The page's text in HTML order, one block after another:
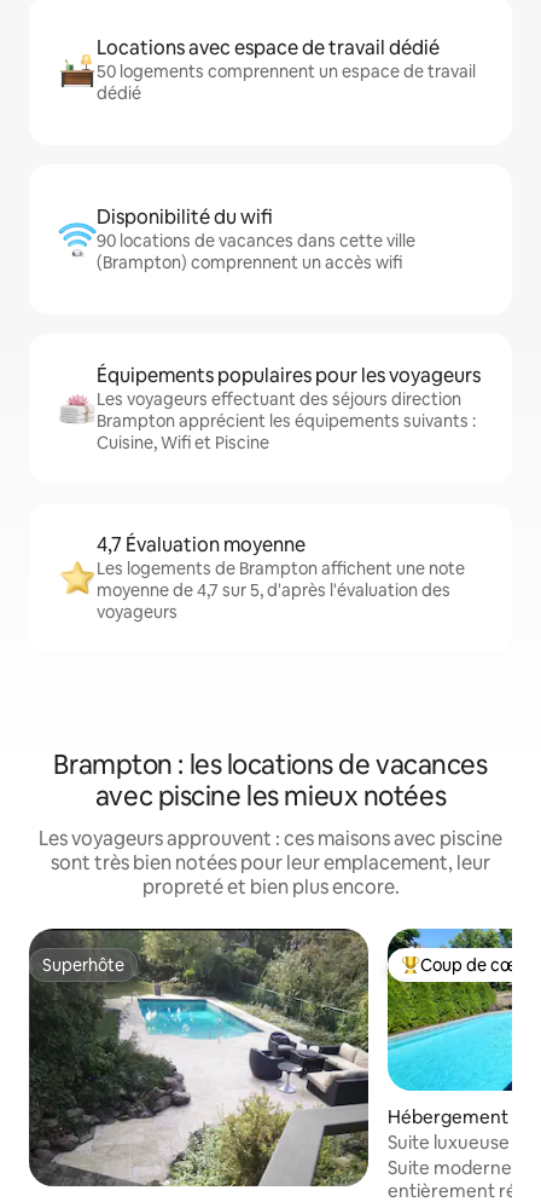
Locations avec espace de travail dédié
50 logements comprennent un espace de travail
dédié
Disponibilité du wifi
90 locations de vacances dans cette ville
(Brampton) comprennent un accès wifi
Équipements populaires pour les voyageurs
Les voyageurs effectuant des séjours direction
Brampton apprécient les équipements suivants :
Cuisine, Wifi et Piscine
4,7 Évaluation moyenne
Les logements de Brampton affichent une note
moyenne de 4,7 sur 5, d'après l'évaluation des
voyageurs
Brampton : les locations de vacances
avec piscine les mieux notées
Les voyageurs approuvent : ces maisons avec piscine
sont très bien notées pour leur emplacement, leur
propreté et bien plus encore.
Superhôte
Superhôte Coups de cœur
Coup de cœur
Hébergement ⋅
Suite luxueuse 2
UTM, parking/
Suite moderne
entièrement